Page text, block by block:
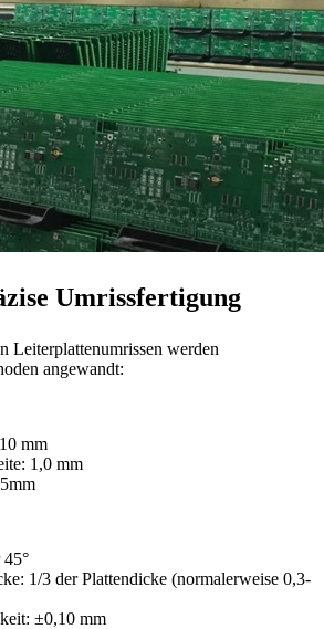
Umrissfertigung
Leiterplattenumrissen werden
angewandt:
mm
1,0 mm
1/3 der Plattendicke (normalerweise 0,3-
±0,10 mm